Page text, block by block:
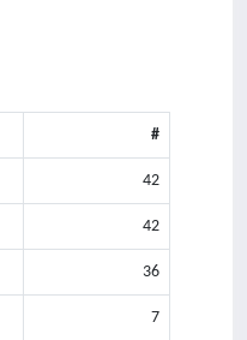
#
42
42
36
7